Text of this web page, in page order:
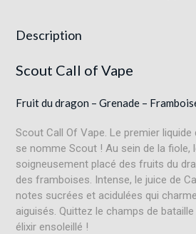
Description
Scout Call of Vape
Fruit du dragon – Grenade –
Scout Call Of Vape. Le premier liquide
se nomme Scout ! Au sein de la
soigneusement placé des fruits du
des framboises. Intense, le juice de
notes sucrées et acidulées qui
aiguisés. Quittez le champs de
élixir ensoleillé !